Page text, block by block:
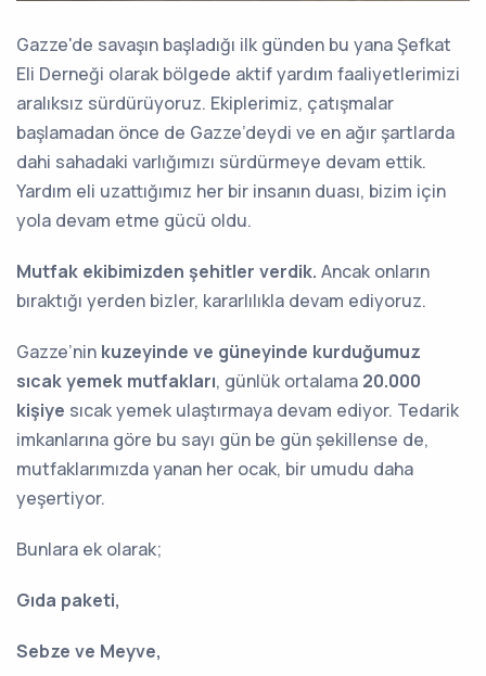
Gazze'de savaşın başladığı ilk günden bu yana Şefkat
Eli Derneği olarak bölgede aktif yardım faaliyetlerimizi
aralıksız sürdürüyoruz. Ekiplerimiz, çatışmalar
başlamadan önce de Gazze’deydi ve en ağır şartlarda
dahi sahadaki varlığımızı sürdürmeye devam ettik.
Yardım eli uzattığımız her bir insanın duası, bizim için
yola devam etme gücü oldu.
Mutfak ekibimizden şehitler verdik. Ancak onların
bıraktığı yerden bizler, kararlılıkla devam ediyoruz.
Gazze’nin kuzeyinde ve güneyinde kurduğumuz
sıcak yemek mutfakları, günlük ortalama 20.000
kişiye sıcak yemek ulaştırmaya devam ediyor. Tedarik
imkanlarına göre bu sayı gün be gün şekillense de,
mutfaklarımızda yanan her ocak, bir umudu daha
yeşertiyor.
Bunlara ek olarak;
Gıda paketi,
Sebze ve Meyve,